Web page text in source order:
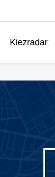
Kiezradar